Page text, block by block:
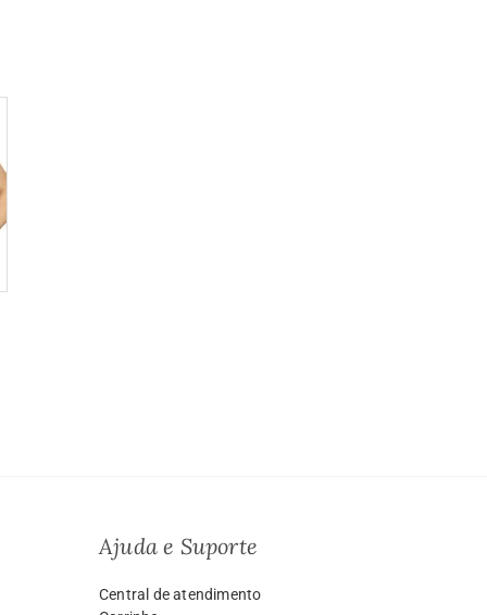
Ajuda e Suporte
Central de atendimento